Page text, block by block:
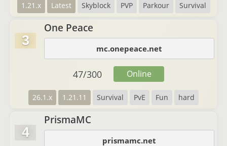
1.21.x Latest Skyblock PVP Parkour Survival
3
One Peace
mc.onepeace.net
26.1.x 1.21.11 Survival PvE Fun hard
47/300 Online
4
PrismaMC
prismamc.net